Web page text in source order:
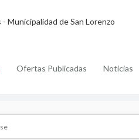
Ofertas Publicadas Noticias